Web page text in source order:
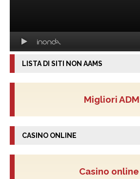
LISTA DI SITI NON AAMS
Migliori ADM
CASINO ONLINE
Casino online